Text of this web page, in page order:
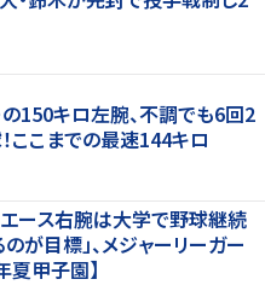
の150キロ左腕、不調でも6回2
ここまでの最速144キロ
ース右腕は大学で野球継続
が目標」、メジャーリーガー
夏甲子園】